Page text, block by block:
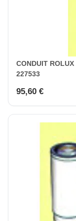
CONDUIT
227533
95,60 €